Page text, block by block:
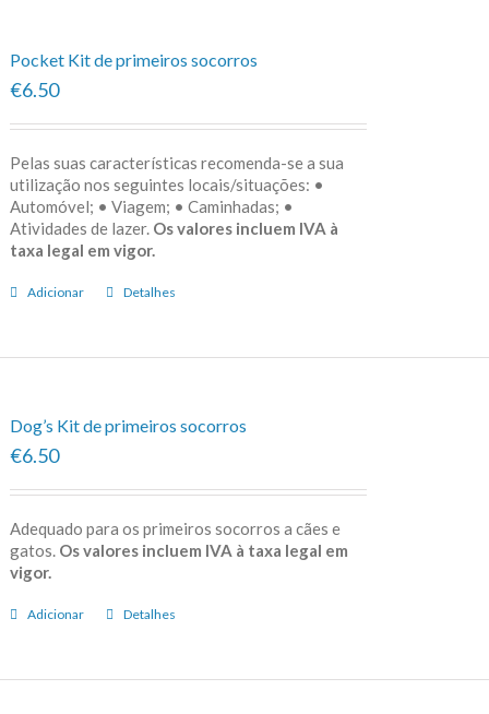
Pocket Kit de primeiros socorros
€6.50
Pelas suas características recomenda-se a sua
utilização nos seguintes locais/situações: •
Automóvel; • Viagem; • Caminhadas; •
Atividades de lazer. Os valores incluem IVA à
taxa legal em vigor.
Adicionar Detalhes
Dog’s Kit de primeiros socorros
€6.50
Adequado para os primeiros socorros a cães e
gatos. Os valores incluem IVA à taxa legal em
vigor.
Adicionar Detalhes